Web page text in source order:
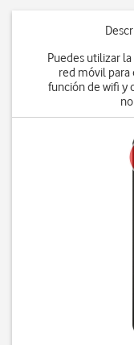
Puedes utilizar
red móvil
función de wifi y